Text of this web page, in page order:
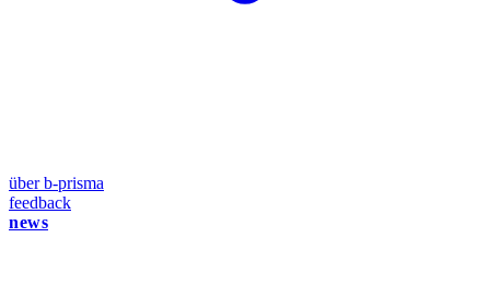
über b-prisma
feedback
news